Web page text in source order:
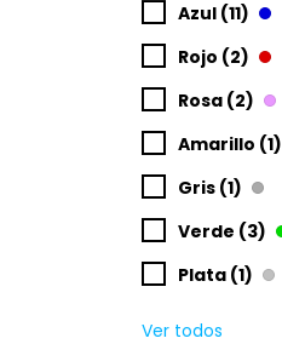
Azul (11)
Rojo (2)
Rosa (2)
Amarillo (1)
Gris (1)
Verde (3)
Plata (1)
Ver todos